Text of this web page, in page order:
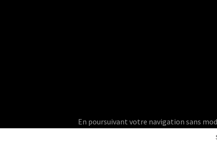
En poursuivant votre navigation sans